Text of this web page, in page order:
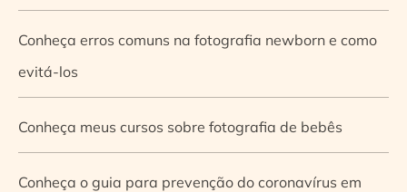
Conheça erros comuns na fotografia newborn e como
evitá-los
Conheça meus cursos sobre fotografia de bebês
Conheça o guia para prevenção do coronavírus em